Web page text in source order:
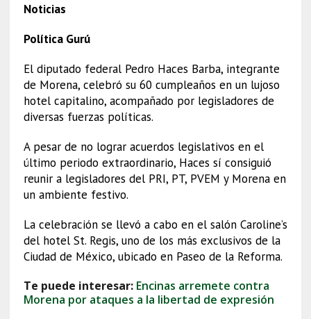
Noticias
Política Gurú
El diputado federal Pedro Haces Barba, integrante
de Morena, celebró su 60 cumpleaños en un lujoso
hotel capitalino, acompañado por legisladores de
diversas fuerzas políticas.
A pesar de no lograr acuerdos legislativos en el
último periodo extraordinario, Haces sí consiguió
reunir a legisladores del PRI, PT, PVEM y Morena en
un ambiente festivo.
La celebración se llevó a cabo en el salón Caroline’s
del hotel St. Regis, uno de los más exclusivos de la
Ciudad de México, ubicado en Paseo de la Reforma.
Te puede interesar: Encinas arremete contra
Morena por ataques a la libertad de expresión